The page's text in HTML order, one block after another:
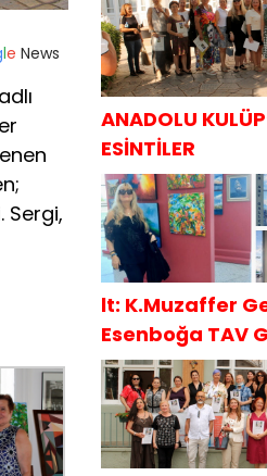
le News
Sergi,
ANADOLU
ESİNTİLER
lt: K.Muzaffer
Esenboğa TAV
SAKÜDER İle